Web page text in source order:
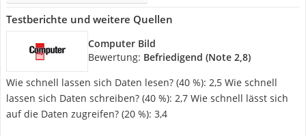
Testberichte und weitere Quellen
Computer Bild
Bewertung: Befriedigend (Note 2,8)
Wie schnell lassen sich Daten lesen? (40 %): 2,5 Wie schnell
lassen sich Daten schreiben? (40 %): 2,7 Wie schnell lässt sich
auf die Daten zugreifen? (20 %): 3,4